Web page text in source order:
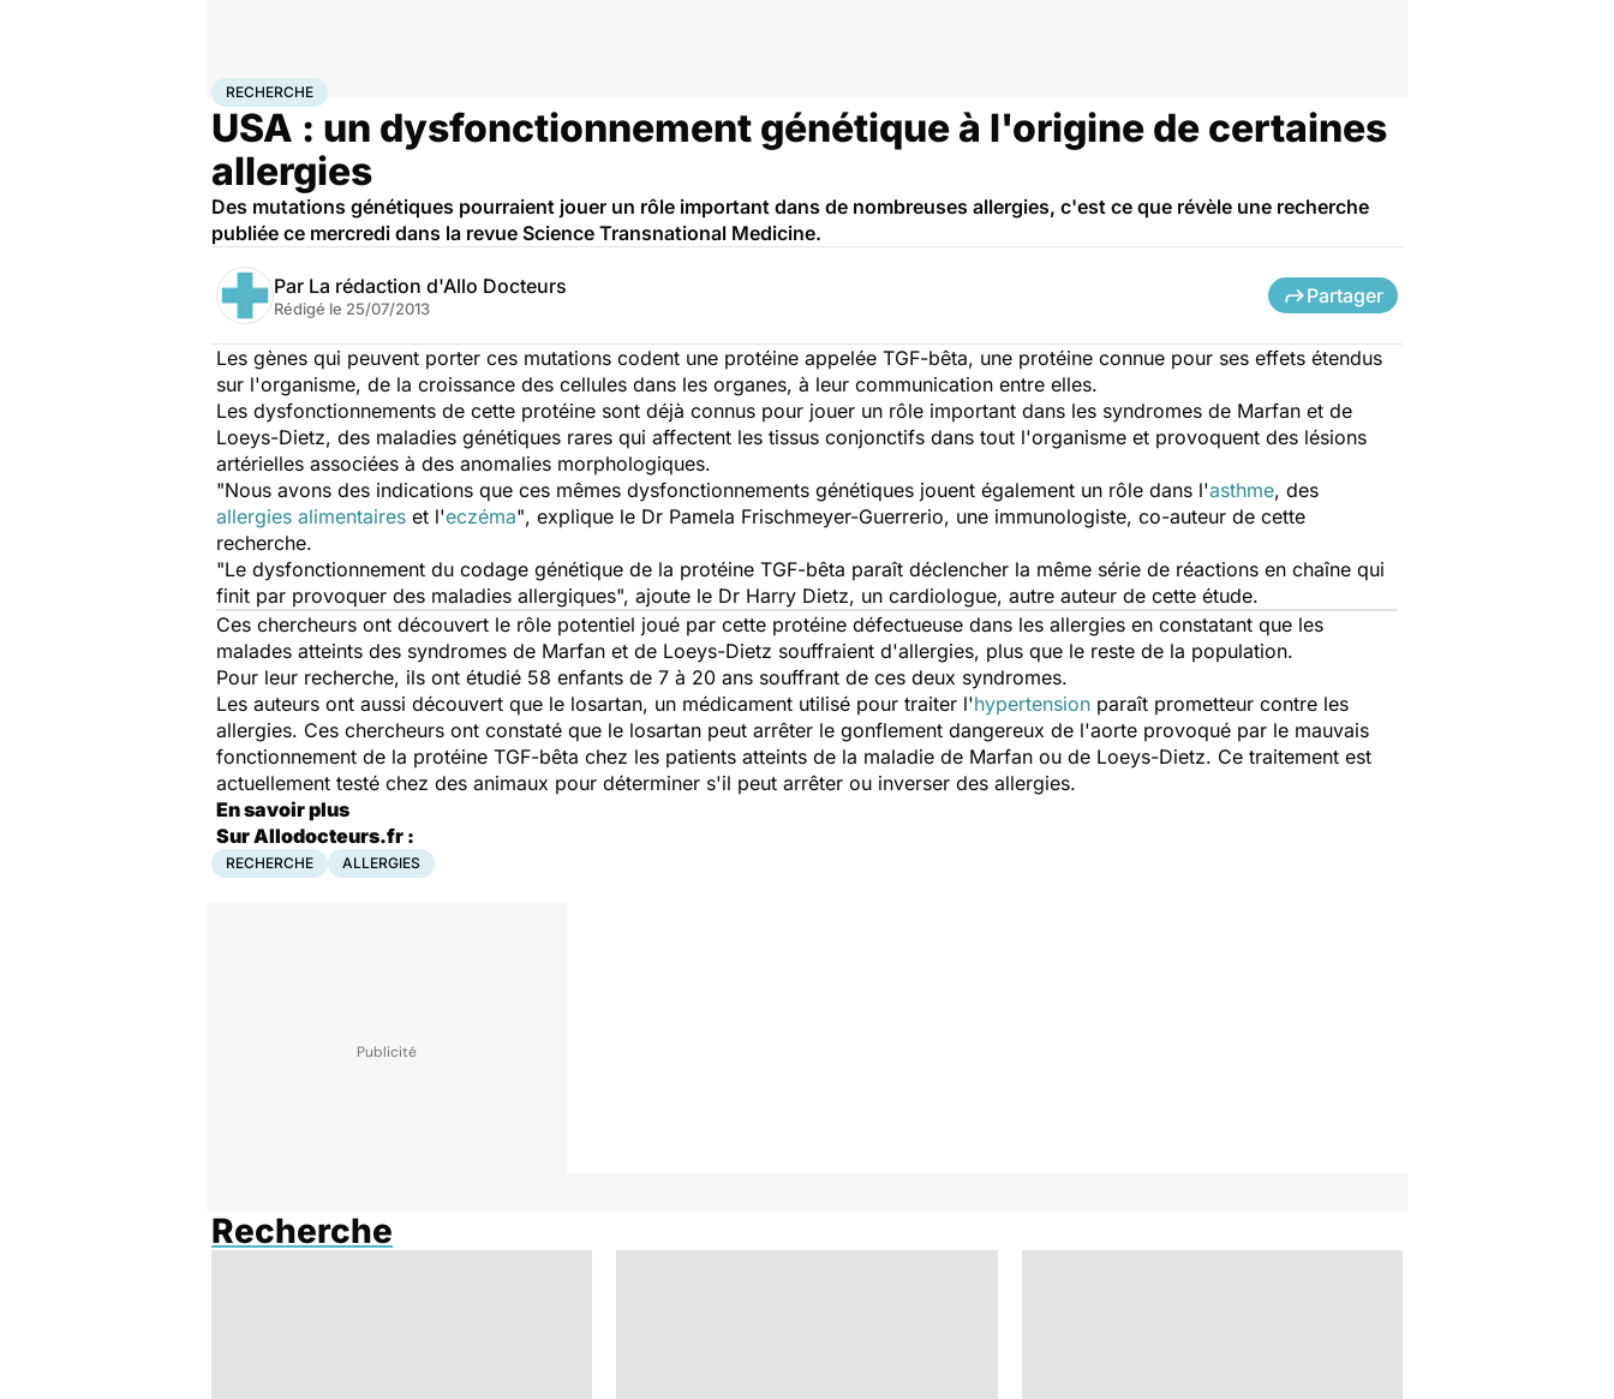
AccueilSantéMaladies
RECHERCHE
USA : un dysfonctionnement génétique à l'origine de certaines
allergies
Des mutations génétiques pourraient jouer un rôle important dans de nombreuses allergies, c'est ce que révèle une recherche
publiée ce mercredi dans la revue Science Transnational Medicine.
Par La rédaction d'Allo Docteurs
Rédigé le 25/07/2013
Partager
Les gènes qui peuvent porter ces mutations codent une protéine appelée TGF-bêta, une protéine connue pour ses effets étendus
sur l'organisme, de la croissance des cellules dans les organes, à leur communication entre elles.
Les dysfonctionnements de cette protéine sont déjà connus pour jouer un rôle important dans les syndromes de Marfan et de
Loeys-Dietz, des maladies génétiques rares qui affectent les tissus conjonctifs dans tout l'organisme et provoquent des lésions
artérielles associées à des anomalies morphologiques.
"Nous avons des indications que ces mêmes dysfonctionnements génétiques jouent également un rôle dans l'asthme, des
allergies alimentaires et l'eczéma", explique le Dr Pamela Frischmeyer-Guerrerio, une immunologiste, co-auteur de cette
recherche.
"Le dysfonctionnement du codage génétique de la protéine TGF-bêta paraît déclencher la même série de réactions en chaîne qui
finit par provoquer des maladies allergiques", ajoute le Dr Harry Dietz, un cardiologue, autre auteur de cette étude.
Ces chercheurs ont découvert le rôle potentiel joué par cette protéine défectueuse dans les allergies en constatant que les
malades atteints des syndromes de Marfan et de Loeys-Dietz souffraient d'allergies, plus que le reste de la population.
Pour leur recherche, ils ont étudié 58 enfants de 7 à 20 ans souffrant de ces deux syndromes.
Les auteurs ont aussi découvert que le losartan, un médicament utilisé pour traiter l'hypertension paraît prometteur contre les
allergies. Ces chercheurs ont constaté que le losartan peut arrêter le gonflement dangereux de l'aorte provoqué par le mauvais
fonctionnement de la protéine TGF-bêta chez les patients atteints de la maladie de Marfan ou de Loeys-Dietz. Ce traitement est
actuellement testé chez des animaux pour déterminer s'il peut arrêter ou inverser des allergies.
En savoir plus
Sur Allodocteurs.fr :
RECHERCHE ALLERGIES
Recherche